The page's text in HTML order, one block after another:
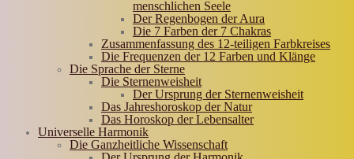
menschlichen Seele
Der Regenbogen der Aura
Die 7 Farben der 7 Chakras
Zusammenfassung des 12-teiligen Farbkreises
Die Frequenzen der 12 Farben und Klänge
Die Sprache der Sterne
Die Sternenweisheit
Der Ursprung der Sternenweisheit
Das Jahreshoroskop der Natur
Das Horoskop der Lebensalter
Universelle Harmonik
Die Ganzheitliche Wissenschaft